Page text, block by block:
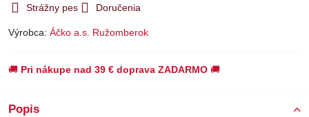
Strážny pes
Doručenia
Výrobca: Áčko a.s. Ružomberok
🚚 Pri nákupe nad 39 € doprava ZADARMO 🚚
Popis